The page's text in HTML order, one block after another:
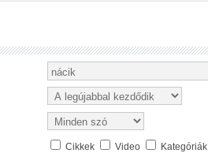
Cikkek Video Kategóriák